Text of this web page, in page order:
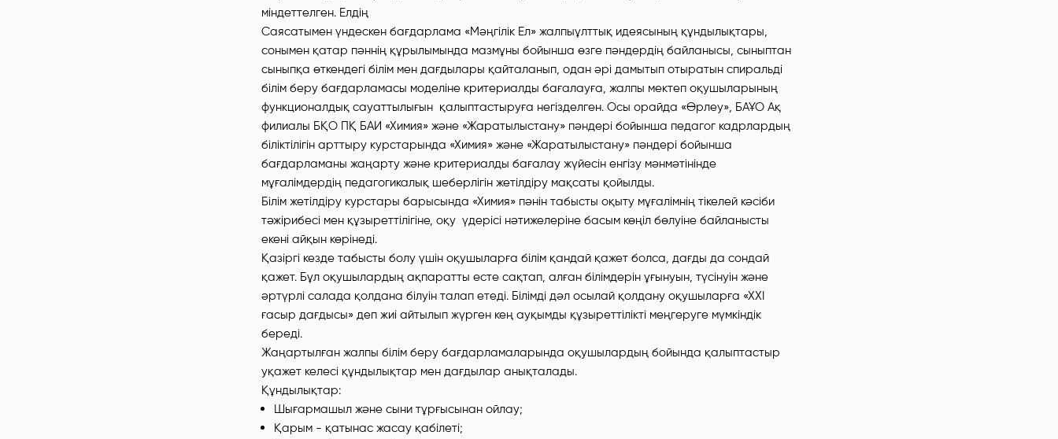
міндеттелген. Елдің
Саясатымен үндескен бағдарлама «Мәңгілік Ел» жалпыұлттық идеясының құндылықтары,
сонымен қатар пәннің құрылымында мазмұны бойынша өзге пәндердің байланысы, сыныптан
сыныпқа өткендегі білім мен дағдылары қайталанып, одан әрі дамытып отыратын спиральді
білім беру бағдарламасы моделіне критериалды бағалауға, жалпы мектеп оқушыларының
функционалдық сауаттылығын қалыптастыруға негізделген. Осы орайда «Өрлеу», БАҰО Ақ
филиалы БҚО ПҚ БАИ «Химия» және «Жаратылыстану» пәндері бойынша педагог кадрлардың
біліктілігін арттыру курстарында «Химия» және «Жаратылыстану» пәндері бойынша
бағдарламаны жаңарту және критериалды бағалау жүйесін енгізу мәнмәтінінде
мұғалімдердің педагогикалық шеберлігін жетілдіру мақсаты қойылды.
Білім жетілдіру курстары барысында «Химия» пәнін табысты оқыту мұғалімнің тікелей кәсіби
тәжірибесі мен құзыреттілігіне, оқу үдерісі нәтижелеріне басым көңіл бөлуіне байланысты
екені айқын көрінеді.
Қазіргі кезде табысты болу үшін оқушыларға білім қандай қажет болса, дағды да сондай
қажет. Бұл оқушылардың ақпаратты есте сақтап, алған білімдерін ұғынуын, түсінуін және
әртүрлі салада қолдана білуін талап етеді. Білімді дәл осылай қолдану оқушыларға «ХХІ
ғасыр дағдысы» деп жиі айтылып жүрген кең ауқымды құзыреттілікті меңгеруге мүмкіндік
береді.
Жаңартылған жалпы білім беру бағдарламаларында оқушылардың бойында қалыптастыр
уқажет келесі құндылықтар мен дағдылар анықталады.
Құндылықтар:
Шығармашыл және сыни тұрғысынан ойлау;
Қарым - қатынас жасау қабілеті;